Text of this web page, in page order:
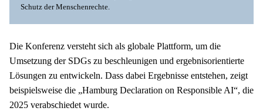
Schutz der Menschenrechte.
Die Konferenz versteht sich als globale Plattform, um die
Umsetzung der SDGs zu beschleunigen und ergebnisorientierte
Lösungen zu entwickeln. Dass dabei Ergebnisse entstehen, zeigt
beispielsweise die „Hamburg Declaration on Responsible AI“, die
2025 verabschiedet wurde.